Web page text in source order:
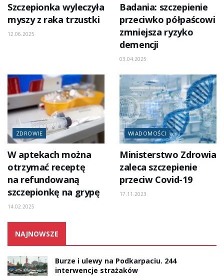
Szczepionka wyleczyła
myszy z raka trzustki
12.06.2025
Badania: szczepienie
przeciwko półpaścowi
zmniejsza ryzyko
demencji
03.04.2025
ZDROWIE
W aptekach można
otrzymać receptę
na refundowaną
szczepionkę na grypę
14.02.2025
WIADOMOŚCI
Ministerstwo Zdrowia
zaleca szczepienie
przeciw Covid-19
17.11.2023
NAJNOWSZE
Burze i ulewy na Podkarpaciu. 244
interwencje strażaków